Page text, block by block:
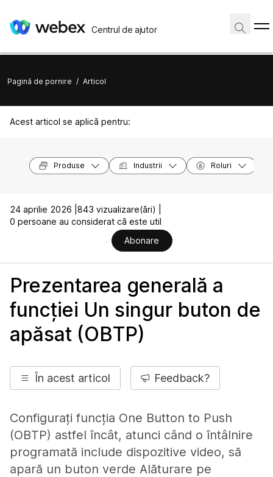
Centrul de ajutor
Pagină de pornire / Articol
Acest articol se aplică pentru:
Produse Industrii Roluri
24 aprilie 2026 | 843 vizualizare(ări) |
0 persoane au considerat că este util
Abonare
Prezentarea generală a
funcției Un singur buton de
apăsat (OBTP)
În acest articol Feedback?
Configurați funcția One Button to Push
(OBTP) astfel încât, atunci când o întâlnire
programată include dispozitive video, să
apară un buton verde Alăturare pe